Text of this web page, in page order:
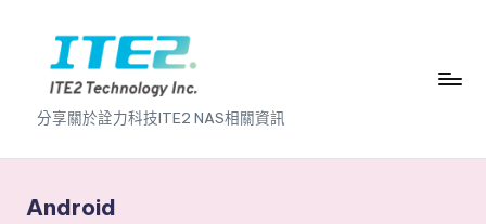
content
I
T
E
分享關於詮力科技ITE2 NAS相關資訊
Android